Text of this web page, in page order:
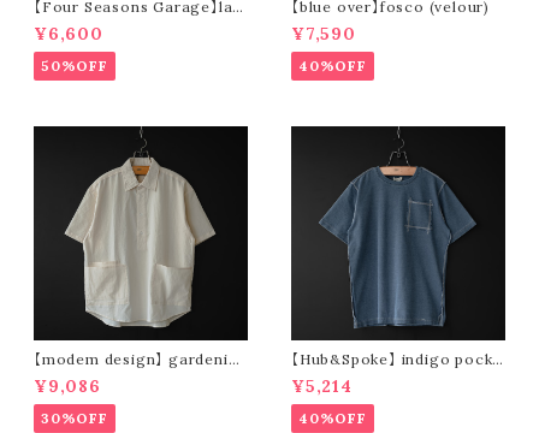
【Four Seasons Garage】lad
der stripe open collar s/s s
hirt (orange)
¥6,600
50%OFF
【blue over】fosco (velour)
¥7,590
40%OFF
【modem design】 gardenin
g s/s shirt (sand)
¥9,086
30%OFF
【Hub&Spoke】 indigo pocke
t t-shirt (light indigo)
¥5,214
40%OFF